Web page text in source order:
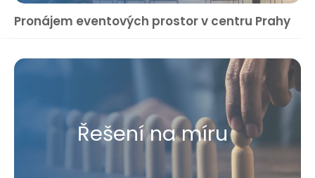
Pronájem eventových prostor v centru Prahy
Řešení na míru